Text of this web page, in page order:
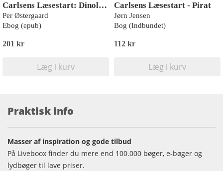
Carlsens Læsestart: Dinoland: Fanget i sumpen
Per Østergaard
Ebog (epub)
201 kr
Læg i kurv
Carlsens Læsestart - Pirat
Jørn Jensen
Bog (Indbundet)
112 kr
Læg i kurv
Praktisk info
Masser af inspiration og gode tilbud
På Liveboox finder du mere end 100.000 bøger, e-bøger og
lydbøger til lave priser.